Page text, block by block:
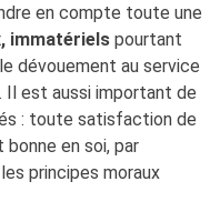
en compte toute une
immatériels pourtant
dévouement au service
Il est aussi important de
: toute satisfaction de
en soi, par
principes moraux